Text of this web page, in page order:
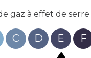
gaz à effet de serre
C D E F